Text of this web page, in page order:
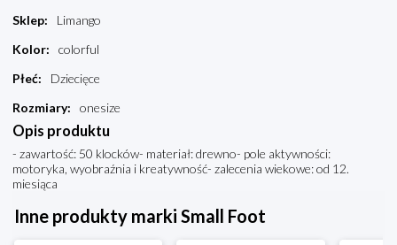
Sklep:
Limango
Kolor:
colorful
Płeć:
Dziecięce
Rozmiary: onesize
Opis produktu
- zawartość: 50 klocków- materiał: drewno- pole aktywności:
motoryka, wyobraźnia i kreatywność- zalecenia wiekowe: od 12.
miesiąca
Inne produkty marki Small Foot